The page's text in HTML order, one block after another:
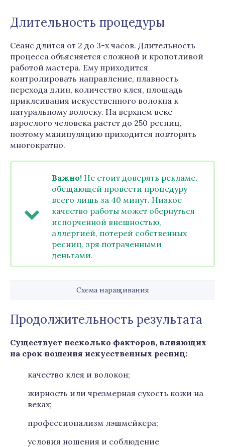
Длительность процедуры
Сеанс длится от 2 до 3-х часов. Длительность
процесса объясняется сложной и кропотливой
работой мастера. Ему приходится
контролировать направление, плавность
перехода длин, количество клея, площадь
приклеивания искусственного волокна к
натуральному волоску. На верхнем веке
взрослого человека растет до 250 ресниц,
поэтому манипуляцию приходится повторять
многократно.
Важно! Не стоит доверять рекламе,
обещающей провести процедуру
всего лишь за 40 минут. Низкое
качество работы может обернуться
испорченной внешностью,
аллергией, потерей собственных
ресниц, зря потраченными
деньгами.
Схема наращивания
Продолжительность результата
Существует несколько факторов, влияющих
на срок ношения искусственных ресниц:
качество клея и волокон;
жирность или чрезмерная сухость кожи на
веках;
профессионализм лэшмейкера;
условия ношения и соблюдение